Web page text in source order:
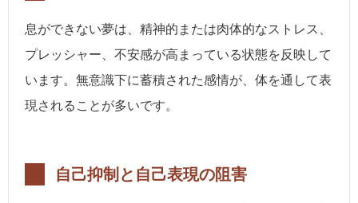
息ができない夢は、精神的または肉体的なストレス、
プレッシャー、不安感が高まっている状態を反映して
います。無意識下に蓄積された感情が、体を通して表
現されることが多いです。
自己抑制と自己表現の阻害